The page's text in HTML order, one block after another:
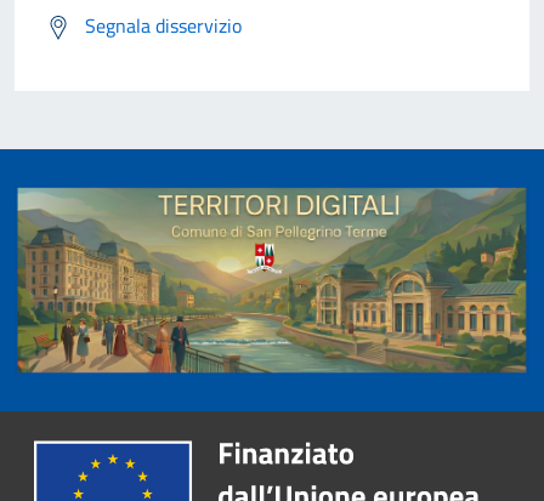
Segnala disservizio